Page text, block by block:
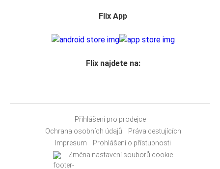
Flix App
Flix najdete na:
Přihlášení pro prodejce
Ochrana osobních údajů
Práva cestujících
Impresum
Prohlášení o přístupnosti
Změna nastavení souborů cookie